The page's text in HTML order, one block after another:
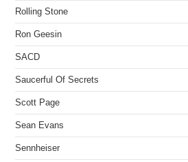
Rolling Stone
Ron Geesin
SACD
Saucerful Of Secrets
Scott Page
Sean Evans
Sennheiser